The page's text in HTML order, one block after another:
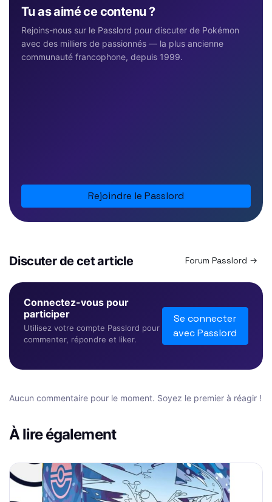
Tu as aimé ce contenu ?
Rejoins-nous sur le Passlord pour discuter de Pokémon
avec des milliers de passionnés — la plus ancienne
communauté francophone, depuis 1999.
Rejoindre le Passlord
Discuter de cet article Forum Passlord →
Connectez-vous pour
participer
Utilisez votre compte Passlord pour
commenter, répondre et liker.
Se connecter
avec Passlord
Aucun commentaire pour le moment. Soyez le premier à réagir !
À lire également